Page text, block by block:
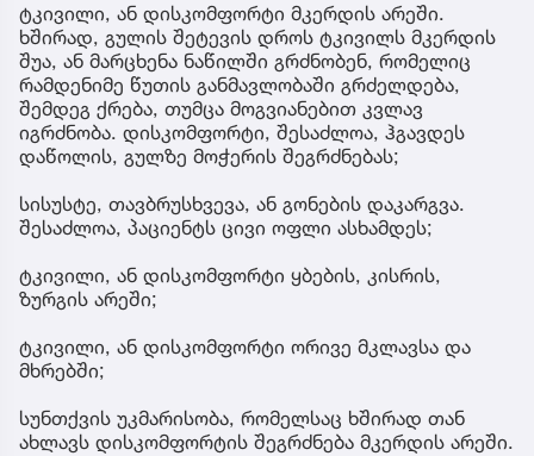
ტკივილი, ან დისკომფორტი მკერდის არეში.
ხშირად, გულის შეტევის დროს ტკივილს მკერდის
შუა, ან მარცხენა ნაწილში გრძნობენ, რომელიც
რამდენიმე წუთის განმავლობაში გრძელდება,
შემდეგ ქრება, თუმცა მოგვიანებით კვლავ
იგრძნობა. დისკომფორტი, შესაძლოა, ჰგავდეს
დაწოლის, გულზე მოჭერის შეგრძნებას;
სისუსტე, თავბრუსხვევა, ან გონების დაკარგვა.
შესაძლოა, პაციენტს ცივი ოფლი ასხამდეს;
ტკივილი, ან დისკომფორტი ყბების, კისრის,
ზურგის არეში;
ტკივილი, ან დისკომფორტი ორივე მკლავსა და
მხრებში;
სუნთქვის უკმარისობა, რომელსაც ხშირად თან
ახლავს დისკომფორტის შეგრძნება მკერდის არეში.